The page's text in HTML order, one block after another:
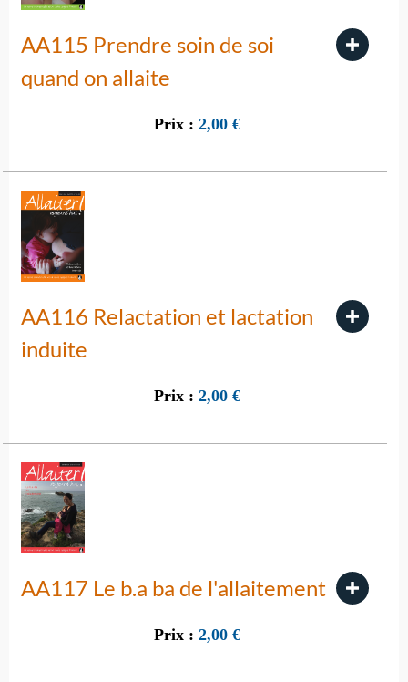
AA115 Prendre soin de soi
quand on allaite
Prix : 2,00 €
AA116 Relactation et lactation
induite
Prix : 2,00 €
AA117 Le b.a ba de l'allaitement
Prix : 2,00 €